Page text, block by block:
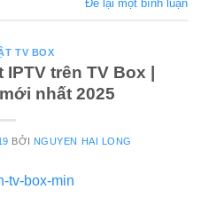
Để lại một bình luận
TV BOX
trên TV Box |
nhất 2025
BỞI NGUYEN HAI LONG